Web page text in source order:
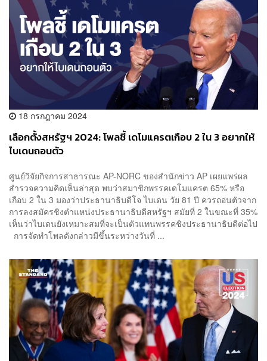
18 กรกฎาคม 2024
เลือกตั้งสหรัฐฯ 2024: โพลชี้ เดโมแครตเกือบ 2 ใน 3 อยากให้
ไบเดนถอนตัว
ศูนย์วิจัยกิจการสาธารณะ AP-NORC ของสำนักข่าว AP เผยแพร่ผล
สำรวจความคิดเห็นล่าสุด พบว่าสมาชิกพรรคเดโมแครต 65% หรือ
เกือบ 2 ใน 3 มองว่าประธานาธิบดีโจ ไบเดน วัย 81 ปี ควรถอนตัวจาก
การลงสมัครชิงตำแหน่งประธานาธิบดีสหรัฐฯ สมัยที่ 2 ในขณะที่ 35%
เห็นว่าไบเดนยังเหมาะสมที่จะเป็นตัวแทนพรรคชิงประธานาธิบดีต่อไป
การจัดทำโพลดังกล่าวมีขึ้นระหว่างวันที่ ...